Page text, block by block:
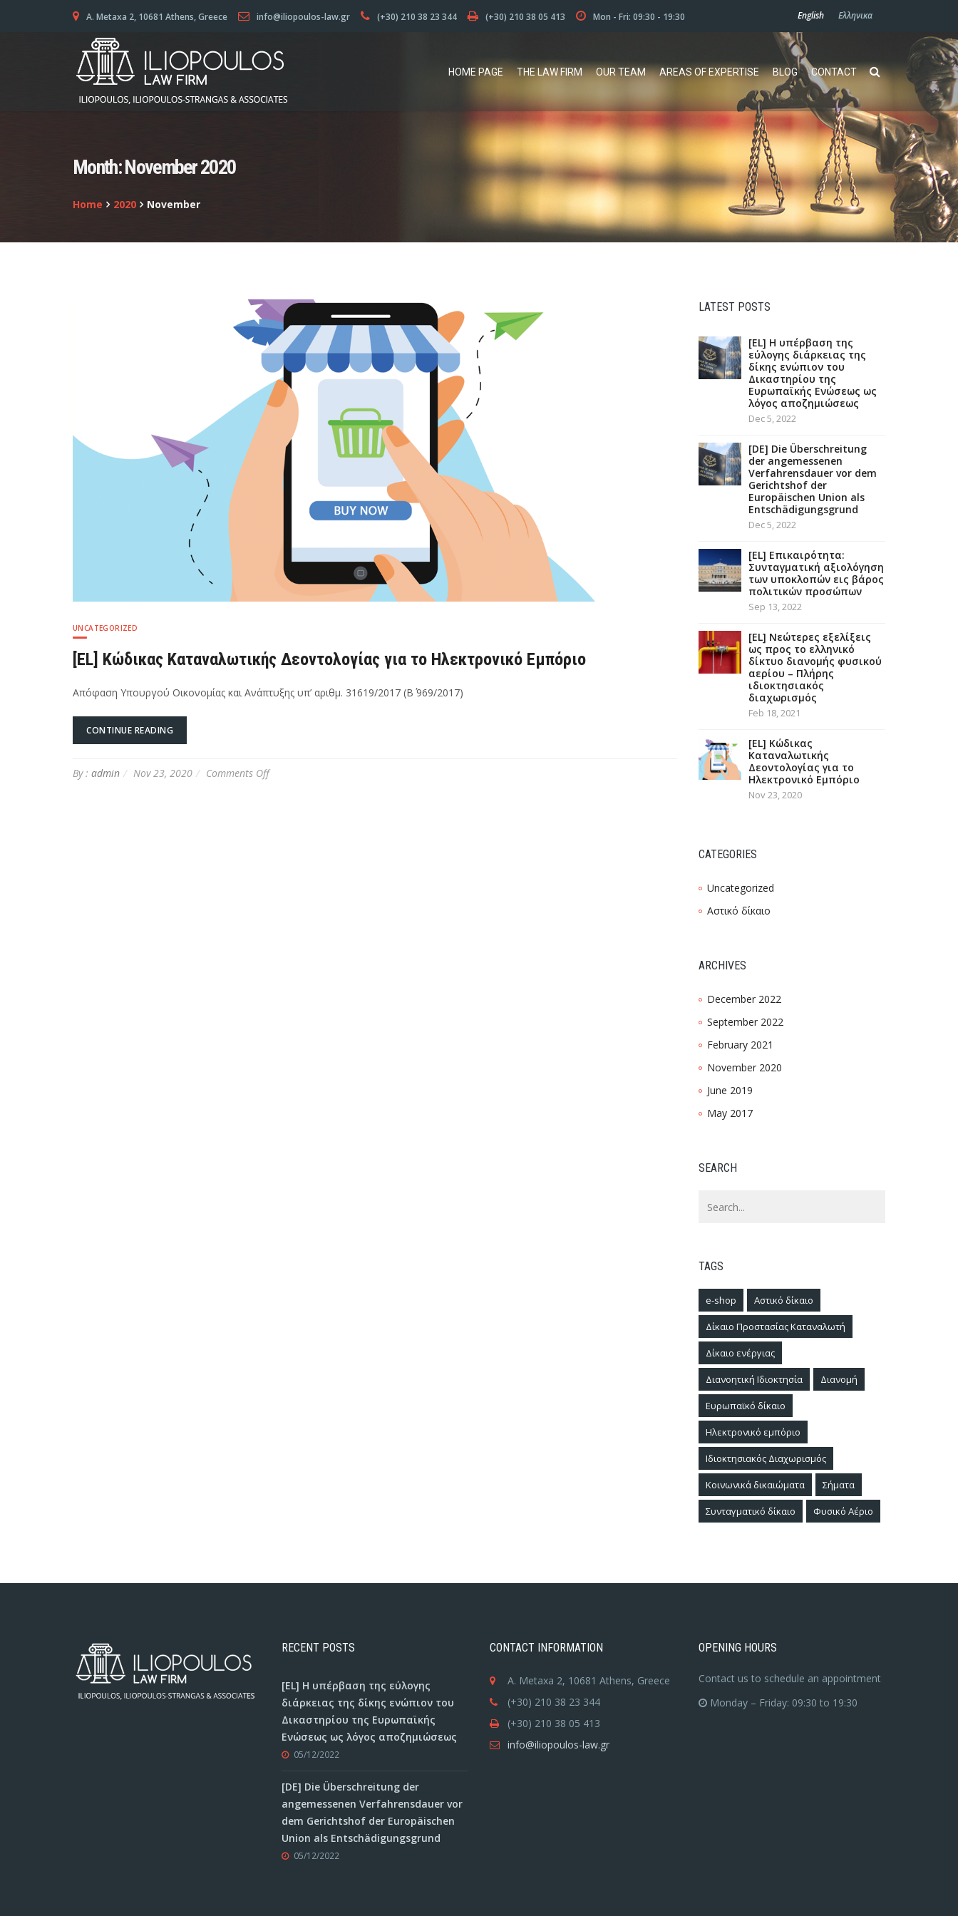
A. Metaxa 2, 10681 Athens, Greece info@iliopoulos-law.gr (+30) 210 38 23 344 (+30) 210 38 05 413 Mon - Fri: 09:30 - 19:30 English Ελληνικα
HOME PAGE THE LAW FIRM OUR TEAM AREAS OF EXPERTISE BLOG CONTACT
Month:November 2020
Home 2020 November
UNCATEGORIZED
[EL] Κώδικας Καταναλωτικής Δεοντολογίας για το Ηλεκτρονικό Εμπόριο
Απόφαση Υπουργού Οικονομίας και Ανάπτυξης υπ’ αριθμ. 31619/2017 (Β΄ 969/2017)
CONTINUE READING
By : admin Nov 23, 2020 Comments Offon
LATEST POSTS
[EL] Η υπέρβαση της
εύλογης διάρκειας της
δίκης ενώπιον του
Δικαστηρίου της
Ευρωπαϊκής Ενώσεως ως
λόγος αποζημιώσεως
Dec 5, 2022
[DE] Die Überschreitung
der angemessenen
Verfahrensdauer vor dem
Gerichtshof der
Europäischen Union als
Entschädigungsgrund
Dec 5, 2022
[EL] Επικαιρότητα:
Συνταγματική αξιολόγηση
των υποκλοπών εις βάρος
πολιτικών προσώπων
Sep 13, 2022
[EL] Νεώτερες εξελίξεις
ως προς το ελληνικό
δίκτυο διανομής φυσικού
αερίου – Πλήρης
ιδιοκτησιακός
διαχωρισμός
Feb 18, 2021
[EL] Κώδικας
Καταναλωτικής
Δεοντολογίας για το
Ηλεκτρονικό Εμπόριο
Nov 23, 2020
CATEGORIES
Uncategorized
Αστικό δίκαιο
ARCHIVES
December 2022
September 2022
February 2021
November 2020
June 2019
May 2017
SEARCH
TAGS
e-shop Αστικό δίκαιο
Δίκαιο Προστασίας Καταναλωτή
Δίκαιο ενέργιας
Διανοητική Ιδιοκτησία Διανομή
Ευρωπαϊκό δίκαιο
Ηλεκτρονικό εμπόριο
Ιδιοκτησιακός Διαχωρισμός
Κοινωνικά δικαιώματα Σήματα
Συνταγματικό δίκαιο Φυσικό Αέριο
RECENT POSTS
[EL] Η υπέρβαση της εύλογης
διάρκειας της δίκης ενώπιον του
Δικαστηρίου της Ευρωπαϊκής
Ενώσεως ως λόγος αποζημιώσεως
05/12/2022
[DE] Die Überschreitung der
angemessenen Verfahrensdauer vor
dem Gerichtshof der Europäischen
Union als Entschädigungsgrund
05/12/2022
CONTACT INFORMATION
A. Metaxa 2, 10681 Athens, Greece
(+30) 210 38 23 344
(+30) 210 38 05 413
info@iliopoulos-law.gr
OPENING HOURS
Contact us to schedule an appointment
Monday – Friday: 09:30 to 19:30